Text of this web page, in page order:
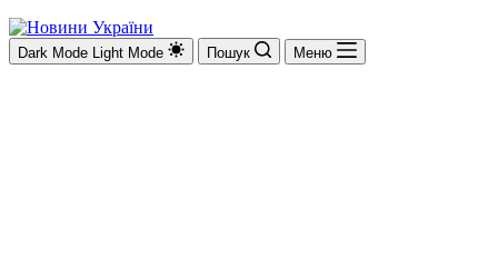
Dark Mode Light Mode Пошук Меню